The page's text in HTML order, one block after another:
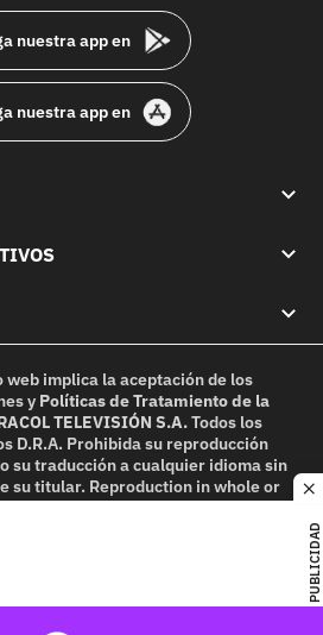
PUBLICIDAD
nuestra app en
nuestra app en
web implica la aceptación de los
y Políticas de Tratamiento de la
TELEVISIÓN S.A.Todos los
D.R.A. Prohibida su reproducción
su traducción a cualquier idioma sin
su titular. Reproduction in whole or
without written permission is